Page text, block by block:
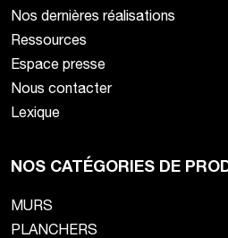
Nos dernières réalisations
Ressources
Espace presse
Nous contacter
Lexique
NOS CATÉGORIES DE
MURS
PLANCHERS